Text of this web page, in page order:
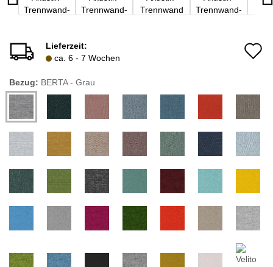
Lieferzeit:
ca. 6 - 7 Wochen
Bezug: BERTA - Grau